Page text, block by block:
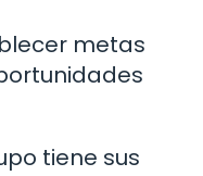
metas
tiene sus